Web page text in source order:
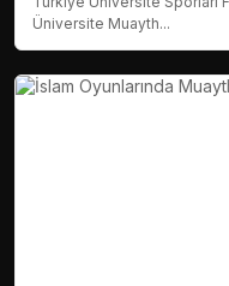
Üniversite Muayth...